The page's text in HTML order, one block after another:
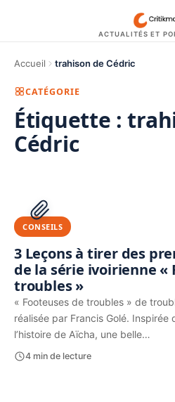
ACTUALITÉS ET
Accueil trahison de Cédric
CATÉGORIE
Étiquette :
Cédric
PUBLICITÉ
CONSEILS
3 Leçons à tirer des
de la série ivoirienne «
troubles »
« Footeuses de troubles » de
réalisée par Francis Golé.
l’histoire de Aïcha, une belle…
4 min de lecture